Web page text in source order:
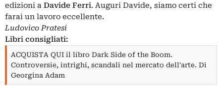
edizioni a Davide Ferri. Auguri Davide, siamo certi che
farai un lavoro eccellente.
Ludovico Pratesi
Libri consigliati:
ACQUISTA QUI il libro Dark Side of the Boom.
Controversie, intrighi, scandali nel mercato dell'arte. Di
Georgina Adam